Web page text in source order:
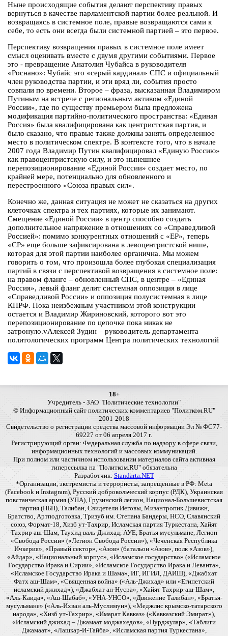
Ныне происходящие события делают перспективу правых
вернуться в качестве парламентской партии более реальной. И
возвращаясь в системное поле, правые возвращаются сами к
себе, то есть они всегда были системной партией – это первое.
Перспективу возвращения правых в системное поле имеет
смысл оценивать вместе с двумя другими событиями. Первое
это - превращение Анатолия Чубайса в руководителя
«Роснано»: Чубайс это «серый кардинал» СПС и официальный
член руководства партии, и эти вряд ли, события просто
совпали по времени. Второе – фраза, высказанная Владимиром
Путиным на встрече с региональным активом «Единой
России», где по существу премьером была предложена
модификация партийно-политического пространства: «Единая
Россия» была квалифицирована как центристская партия, и
было сказано, что правые также должны занять определенное
место в политическом спектре. В контексте того, что в начале
2007 года Владимир Путин квалифицировал «Единую Россию»
как правоцентристскую силу, и это нынешнее
перепозиционирование «Единой России» создает место, по
крайней мере, потенциально для обновленного и
перестроенного «Союза правых сил».
Конечно же, данная ситуация не может не сказаться на других
клеточках спектра и тех партиях, которые их занимают.
Смещение «Единой России» в центр способно создать
дополнительное напряжение в отношениях со «Справедливой
Россией»: помимо конкурентных отношений с «ЕР», теперь
«СР» еще больше зафиксирована в левоцентристской нише,
которая для этой партии наиболее органична. Мы можем
говорить о том, что произошла более глубокая специализация
партий в связи с перспективой возвращения в системное поле:
на правом фланге – обновленный СПС, в центре – «Единая
Россия», левый фланг делит системная оппозиция в лице
«Справедливой России» и оппозиция полусистемная в лице
КПРФ. Пока неизбежным участником этой конструкции
остается и Владимир Жириновский, которого вот это
перепозиционирование по цепочке пока никак не
затронуло.vАлексей Зудин – руководитель департамента
политологических программ Центра политических технологий
18+
Учредитель - ЗАО "Политические технологии"
© Информационный сайт политических комментариев "Политком.RU"
2001-2018
Свидетельство о регистрации средства массовой информации Эл № ФС77-
69227 от 06 апреля 2017 г.
Регистрирующий орган: Федеральная служба по надзору в сфере связи,
информационных технологий и массовых коммуникаций.
При полном или частичном использовании материалов сайта активная
гиперссылка на "Политком.RU" обязательна
Разработчик: Standarta.NET
*Организации, экстремисты и террористы, запрещенные в РФ: Meta
(Facebook и Instagram), Русский добровольческий корпус (РДК), Украинская
повстанческая армия (УПА), Грузинский легион, Национал-Большевистская
партия (НБП), Талибан, Свидетели Иеговы, Мизантропик Дивижн,
Братство, Артподготовка, Тризуб им. Степана Бандеры, НСО, Славянский
союз, Формат-18, Хизб ут-Тахрир, Исламская партия Туркестана, Хайят
Тахрир аш-Шам, Таухид валь-Джихад, АУЕ, Братья мусульмане, Легион
«Свобода России» («Легион Свобода России»), «Чеченская Республика
Ичкерия», «Правый сектор», «Азов» (батальон «Азов», полк «Азов»),
«Айдар», «Национальный корпус», «Исламское государство» («Исламское
Государство Ирака и Сирии», «Исламское Государство Ирака и Леванта»,
«Исламское Государство Ирака и Шама», ИГ, ИГИЛ, ДАИШ), «Джабхат
Фатх аш-Шам», «Священная война» («Аль-Джихад» или «Египетский
исламский джихад»), «Джабхат ан-Нусра», «Хайят Тахрир-аш-Шам»,
«Аль-Каида», «Аш-Шабаб», «УНА-УНСО», «Движение Талибан», «Братья-
мусульмане» («Аль-Ихван аль-Муслимун»), «Меджлис крымско-татарского
народа», «Хизб ут-Тахрир», «Имарат Кавказ» («Кавказский Эмират»),
«Исламский джихад – Джамаат моджахедов», «Нурджулар», «Таблиги
Джамаат», «Лашкар-И-Тайба», «Исламская партия Туркестана»,